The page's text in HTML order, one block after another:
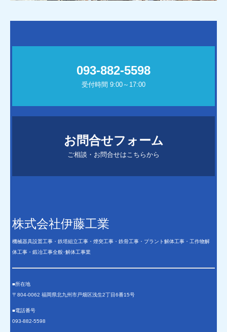
093-882-5598
受付時間 9:00～17:00
お問合せフォーム
ご相談・お問合せはこちらから
株式会社伊藤工業
機械器具設置工事・鉄塔組立工事・煙突工事・鉄骨工事・プラント解体工事・工作物解
体工事・鍛冶工事全般･解体工事業
■所在地
〒804-0062 福岡県北九州市戸畑区浅生2丁目6番15号
■電話番号
093-882-5598